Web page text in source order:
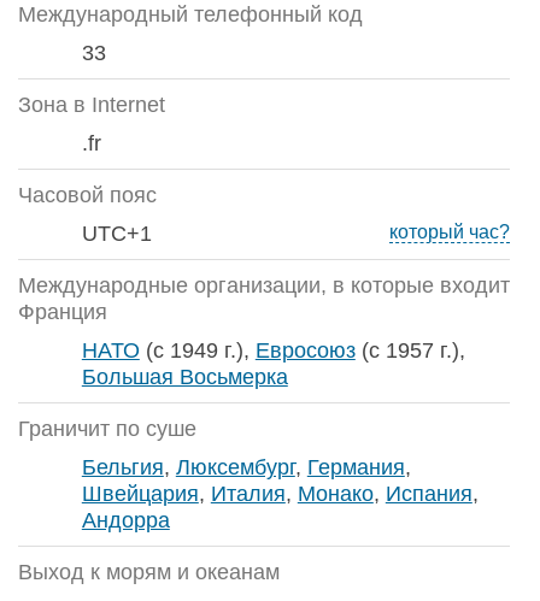
Международный телефонный код
33
Зона в Internet
.fr
Часовой пояс
который час?
UTC+1
Международные организации, в которые входит
Франция
НАТО (с 1949 г.), Евросоюз(с 1957 г.),
Большая Восьмерка
Граничит по суше
Бельгия, Люксембург, Германия,
Швейцария, Италия, Монако, Испания,
Андорра
Выход к морям и океанам